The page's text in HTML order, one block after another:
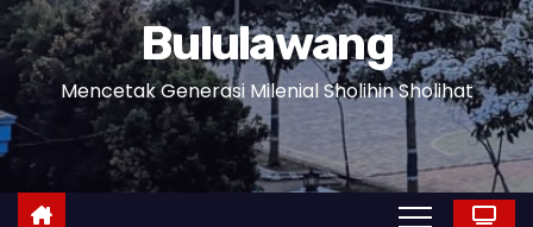
Bululawang
Mencetak Generasi Milenial Sholihin Sholihat